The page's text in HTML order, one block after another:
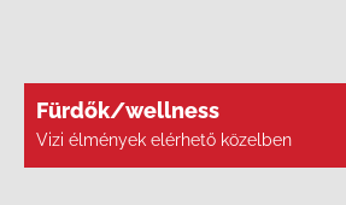
Fürdők/wellness
Vizi élmények elérhető közelben